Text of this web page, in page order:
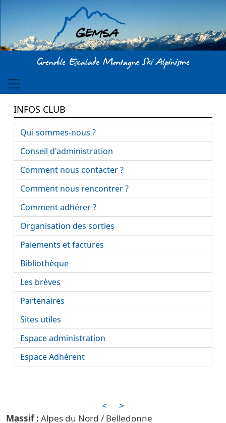
Aller au contenu principal
Grenoble Escalade Montagne Ski Alpinisme
<
>
Alpes du Nord / Belledonne
INFOS CLUB
Qui sommes-nous ?
Conseil d'administration
Comment nous contacter ?
Comment nous rencontrer ?
Comment adhérer ?
Organisation des sorties
Paiements et factures
Bibliothèque
Les brèves
Partenaires
Sites utiles
Espace administration
Espace Adhérent